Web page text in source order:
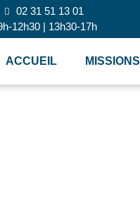
02 31 51 13 01
12h30 | 13h30-17h
ACCUEIL MISSIONS